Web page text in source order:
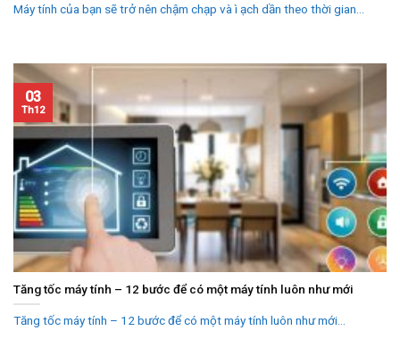
Máy tính của bạn sẽ trở nên chậm chạp và ì ạch dần theo thời gian...
Tăng tốc máy tính – 12 bước để có một máy tính luôn như mới
Tăng tốc máy tính – 12 bước để có một máy tính luôn như mới...
03
Th12